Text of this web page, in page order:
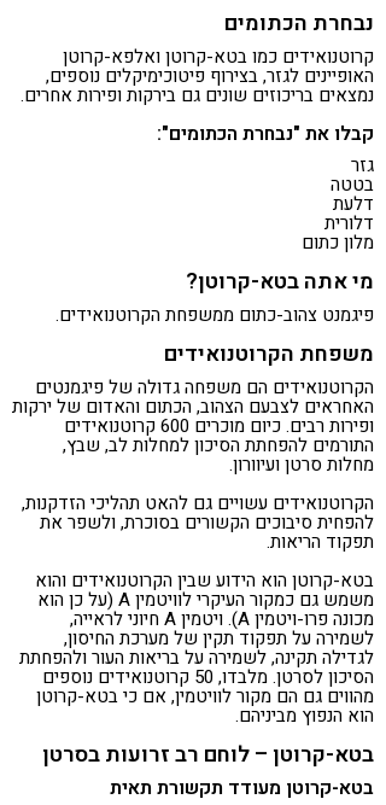
נבחרת הכתומים
קרוטנואידים כמו בטא-קרוטן ואלפא-קרוטן
האופיינים לגזר, בצירוף פיטוכימיקלים נוספים,
נמצאים בריכוזים שונים גם בירקות ופירות אחרים.
קבלו את "נבחרת הכתומים":
גזר
בטטה
דלעת
דלורית
מלון כתום
מי אתה בטא-קרוטן?
פיגמנט צהוב-כתום ממשפחת הקרוטנואידים.
משפחת הקרוטנואידים
הקרוטנואידים הם משפחה גדולה של פיגמנטים
האחראים לצבעם הצהוב, הכתום והאדום של ירקות
ופירות רבים. כיום מוכרים 600 קרוטנואידים
התורמים להפחתת הסיכון למחלות לב, שבץ,
מחלות סרטן ועיוורון.
הקרוטנואידים עשויים גם להאט תהליכי הזדקנות,
להפחית סיבוכים הקשורים בסוכרת, ולשפר את
תפקוד הריאות.
בטא-קרוטן הוא הידוע שבין הקרוטנואידים והוא
משמש גם כמקור העיקרי לוויטמין A (על כן הוא
מכונה פרו-ויטמין A). ויטמין A חיוני לראייה,
לשמירה על תפקוד תקין של מערכת החיסון,
לגדילה תקינה, לשמירה על בריאות העור ולהפחתת
הסיכון לסרטן. מלבדו, 50 קרוטנואידים נוספים
מהווים גם הם מקור לוויטמין, אם כי בטא-קרוטן
הוא הנפוץ מביניהם.
בטא-קרוטן – לוחם רב זרועות בסרטן
בטא-קרוטן מעודד תקשורת תאית